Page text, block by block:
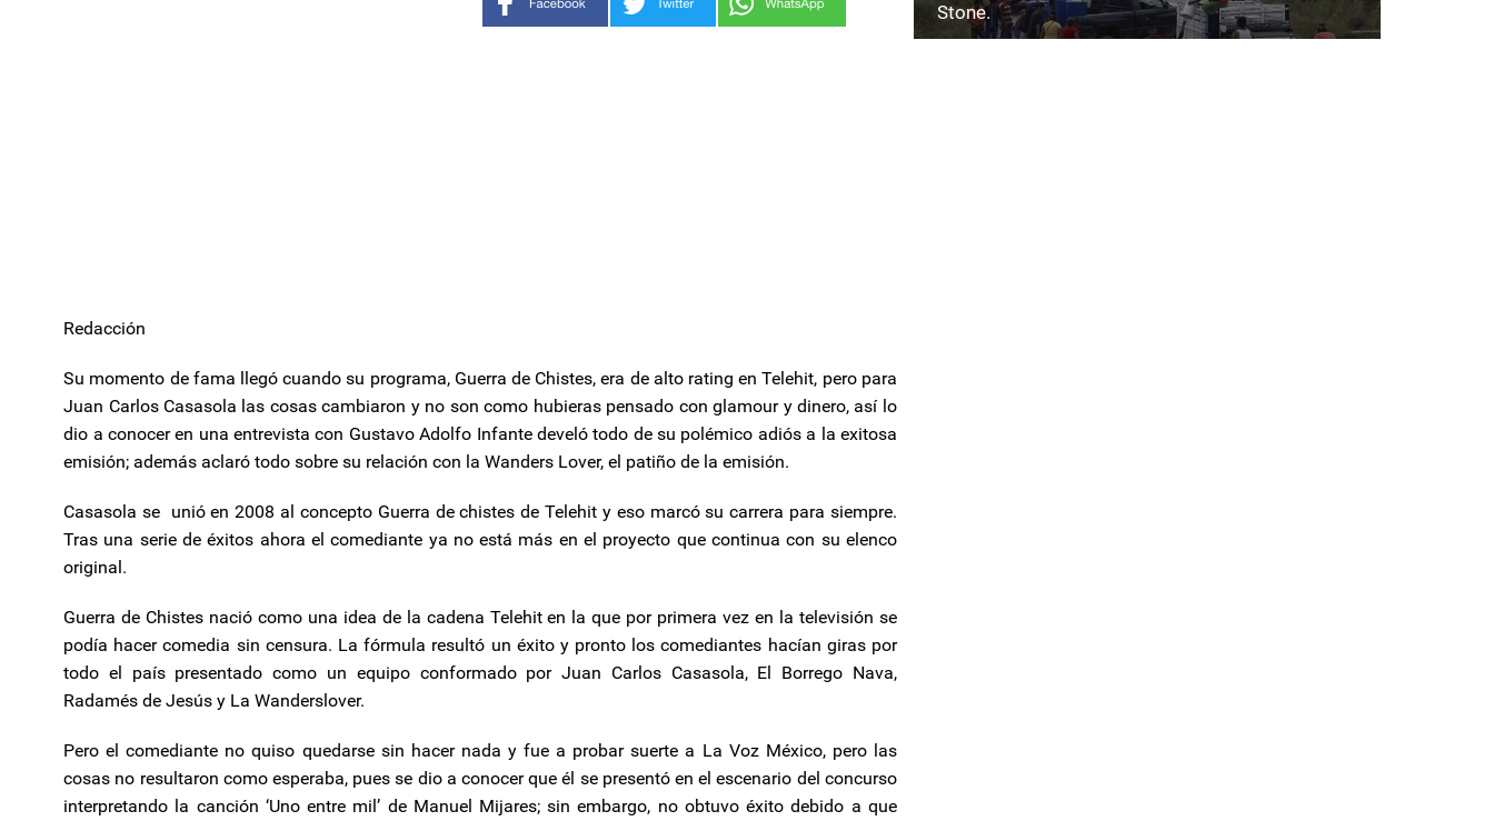
Redacción
Su momento de fama llegó cuando su programa, Guerra de Chistes, era de alto rating en Telehit, pero para
Juan Carlos Casasola las cosas cambiaron y no son como hubieras pensado con glamour y dinero, así lo
dio a conocer en una entrevista con Gustavo Adolfo Infante develó todo de su polémico adiós a la exitosa
emisión; además aclaró todo sobre su relación con la Wanders Lover, el patiño de la emisión.
Casasola se unió en 2008 al concepto Guerra de chistes de Telehit y eso marcó su carrera para siempre.
Tras una serie de éxitos ahora el comediante ya no está más en el proyecto que continua con su elenco
original.
Guerra de Chistes nació como una idea de la cadena Telehit en la que por primera vez en la televisión se
podía hacer comedia sin censura. La fórmula resultó un éxito y pronto los comediantes hacían giras por
todo el país presentado como un equipo conformado por Juan Carlos Casasola, El Borrego Nava,
Radamés de Jesús y La Wanderslover.
Pero el comediante no quiso quedarse sin hacer nada y fue a probar suerte a La Voz México, pero las
cosas no resultaron como esperaba, pues se dio a conocer que él se presentó en el escenario del concurso
interpretando la canción ‘Uno entre mil’ de Manuel Mijares; sin embargo, no obtuvo éxito debido a que
Stone.